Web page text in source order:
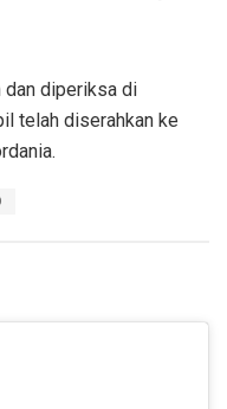
dan diperiksa di
telah diserahkan ke